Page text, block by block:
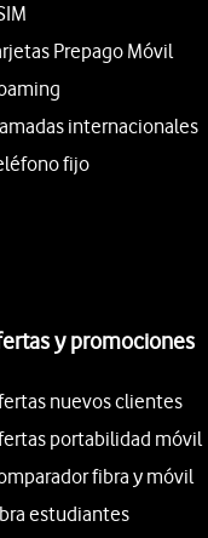
Prepago Móvil
internacionales
fijo
y promociones
nuevos clientes
portabilidad móvil
fibra y móvil
estudiantes